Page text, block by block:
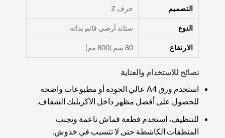
التصميم حرف Z
النوع ستاند أرضي قائم بذاته
الارتفاع 80 سم (800 مم)
نصائح للاستخدام والعناية
استخدم ورق A4 عالي الجودة أو مطبوعات واضحة
للحصول على أفضل مظهر داخل الأكريليك الشفاف.
للتنظيف، استخدم قطعة قماش ناعمة وتجنب
المنظفات الكاشطة حتى لا تتسبب في خدوش.